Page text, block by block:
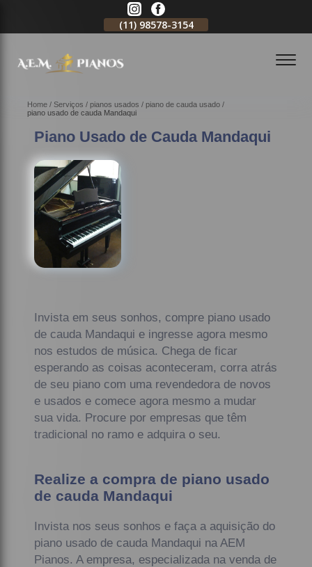
(11) 98578-3154
Home Serviços pianos usados
piano de cauda usado
piano usado de cauda Mandaqui
Piano Usado de Cauda Mandaqui
Invista em seus sonhos, compre piano usado
de cauda Mandaqui e ingresse agora mesmo
nos estudos de música. Chega de ficar
esperando as coisas aconteceram, corra atrás
de seu piano com uma revendedora de novos
e usados e comece agora mesmo a mudar
sua vida. Procure por empresas que têm
tradicional no ramo e adquira o seu.
Realize a compra de piano usado
de cauda Mandaqui
Invista nos seus sonhos e faça a aquisição do
piano usado de cauda Mandaqui na AEM
Pianos. A empresa, especializada na venda de